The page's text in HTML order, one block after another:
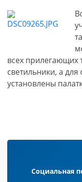
всех прилегающих
светильники, а
установлены
Социальная